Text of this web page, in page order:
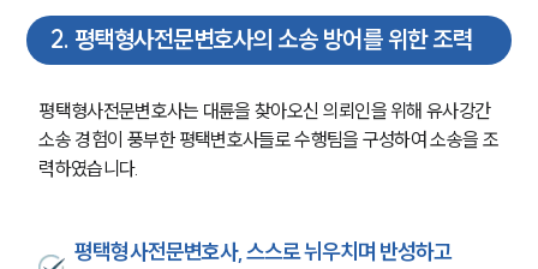
2. 평택형사전문변호사의 소송 방어를 위한 조력
평택형사전문변호사는 대륜을 찾아오신 의뢰인을 위해 유사강간
소송 경험이 풍부한 평택변호사들로 수행팀을 구성하여 소송을 조
력하였습니다.
평택형사전문변호사, 스스로 뉘우치며 반성하고